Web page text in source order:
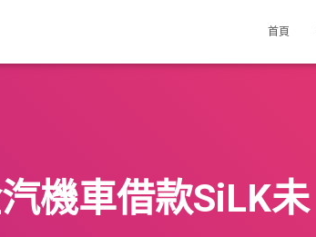
首頁
機車借款SiLK未